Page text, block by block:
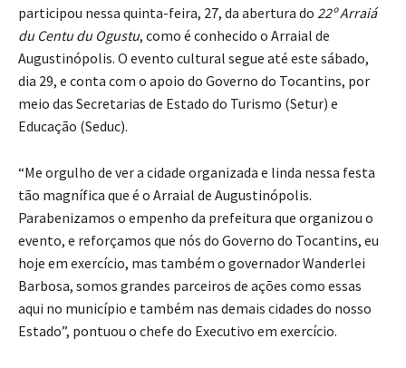
participou nessa quinta-feira, 27, da abertura do 22º Arraiá
du Centu du Ogustu, como é conhecido o Arraial de
Augustinópolis. O evento cultural segue até este sábado,
dia 29, e conta com o apoio do Governo do Tocantins, por
meio das Secretarias de Estado do Turismo (Setur) e
Educação (Seduc).
“Me orgulho de ver a cidade organizada e linda nessa festa
tão magnífica que é o Arraial de Augustinópolis.
Parabenizamos o empenho da prefeitura que organizou o
evento, e reforçamos que nós do Governo do Tocantins, eu
hoje em exercício, mas também o governador Wanderlei
Barbosa, somos grandes parceiros de ações como essas
aqui no município e também nas demais cidades do nosso
Estado”, pontuou o chefe do Executivo em exercício.